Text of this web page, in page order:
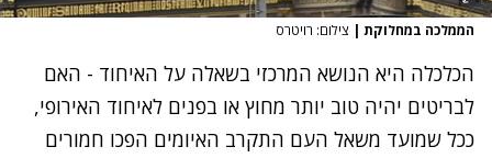
הממלכה במחלוקת | צילום: רויטרס
הכלכלה היא הנושא המרכזי בשאלה על האיחוד - האם
לבריטים יהיה טוב יותר מחוץ או בפנים לאיחוד האירופי,
ככל שמועד משאל העם התקרב האיומים הפכו חמורים